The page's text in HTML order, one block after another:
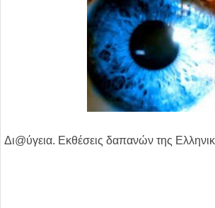
Δι@ύγεια. Εκθέσεις δαπανών της